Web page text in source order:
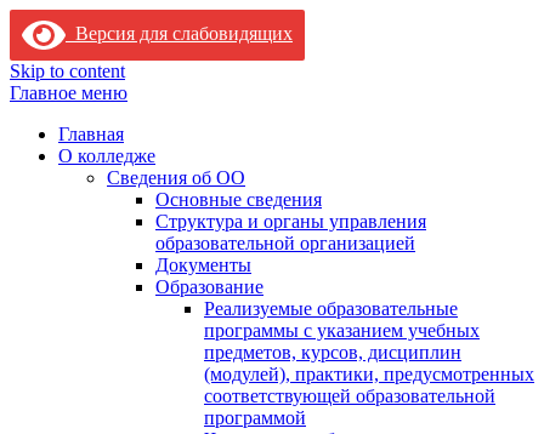
Версия для слабовидящих
Skip to content
Главное меню
Главная
О колледже
Сведения об ОО
Основные сведения
Структура и органы управления
образовательной организацией
Документы
Образование
Реализуемые образовательные
программы с указанием учебных
предметов, курсов, дисциплин
(модулей), практики, предусмотренных
соответствующей образовательной
программой